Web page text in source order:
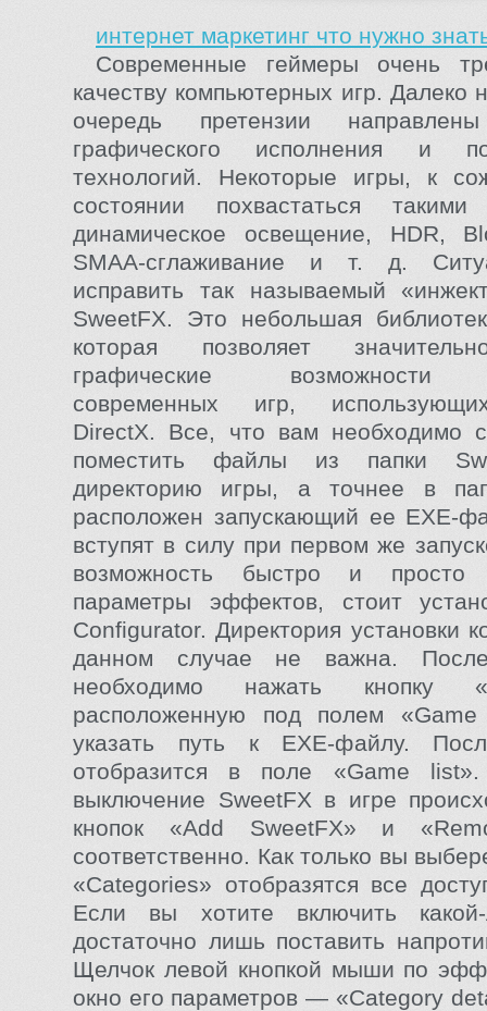
интернет маркетинг что нужно
Современные геймеры очень
качеству компьютерных игр. Далеко
очередь претензии
графического исполнения и
технологий. Некоторые игры, к
состоянии похвастаться
динамическое освещение, HDR,
SMAA-сглаживание и т. д.
исправить так называемый
SweetFX. Это небольшая
которая позволяет
графические возможности
современных игр,
DirectX. Все, что вам необходимо
поместить файлы из папки
директорию игры, а точнее в
расположен запускающий ее EXE-
вступят в силу при первом же
возможность быстро и просто
параметры эффектов, стоит
Configurator. Директория установки
данном случае не важна.
необходимо нажать кнопку
расположенную под полем
указать путь к EXE-файлу.
отобразится в поле «Game
выключение SweetFX в игре
кнопок «Add SweetFX» и
соответственно. Как только вы
«Categories» отобразятся все
Если вы хотите включить
достаточно лишь поставить
Щелчок левой кнопкой мыши по
окно его параметров — «Category